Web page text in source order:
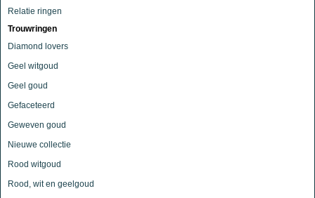
Relatie ringen
Trouwringen
Diamond lovers
Geel witgoud
Geel goud
Gefaceteerd
Geweven goud
Nieuwe collectie
Rood witgoud
Rood, wit en geelgoud